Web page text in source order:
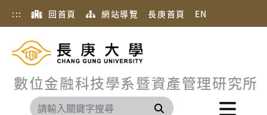
::: 回首頁 網站導覽 長庚首頁 EN
數位金融科技學系暨資產管理研究所
搜尋